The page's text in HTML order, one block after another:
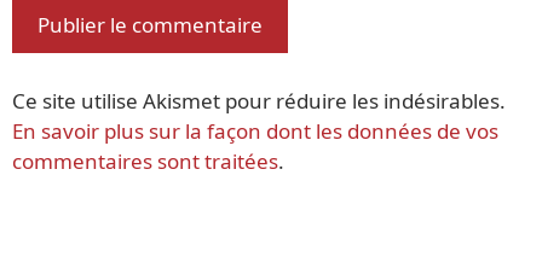
Ce site utilise Akismet pour réduire les indésirables.
En savoir plus sur la façon dont les données de vos
commentaires sont traitées.